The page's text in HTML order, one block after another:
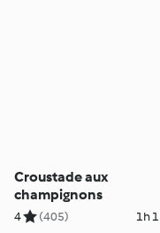
Croustade aux
champignons
4 (405) 1h